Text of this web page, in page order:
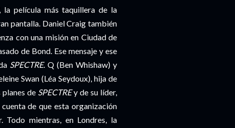
película más taquillera de la
pantalla. Daniel Craig también
con una misión en Ciudad de
de Bond. Ese mensaje y ese
SPECTRE. Q (Ben Whishaw) y
Swan (Léa Seydoux), hija de
de SPECTREy de su líder,
de que esta organización
Todo mientras, en Londres, la